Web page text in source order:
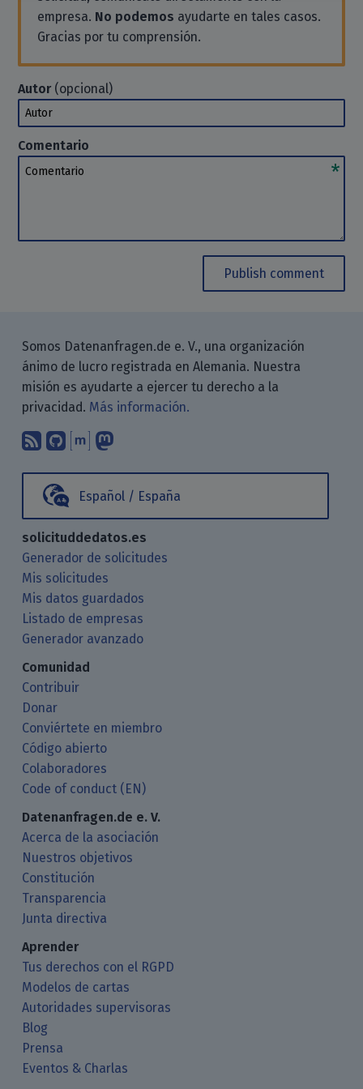
empresa. No podemos ayudarte en tales casos.
Gracias por tu comprensión.
Autor(opcional)
Autor
Comentario
Comentario
Publish comment
Somos Datenanfragen.de e. V., una organización
ánimo de lucro registrada en Alemania. Nuestra
misión es ayudarte a ejercer tu derecho a la
privacidad. Más información.
Suscríbete a nuestro blog a través
Encuéntranos en GitHub
Encuéntranos en Matrix
Español / España
solicituddedatos.es
Generador de solicitudes
Mis solicitudes
Mis datos guardados
Listado de empresas
Generador avanzado
Comunidad
Contribuir
Donar
Conviértete en miembro
Código abierto
Colaboradores
Code of conduct (EN)
Datenanfragen.de e. V.
Acerca de la asociación
Nuestros objetivos
Constitución
Transparencia
Junta directiva
Aprender
Tus derechos con el RGPD
Modelos de cartas
Autoridades supervisoras
Blog
Prensa
Eventos & Charlas